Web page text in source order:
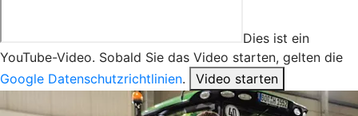
Dies ist ein
YouTube-Video. Sobald Sie das Video starten, gelten die
Google Datenschutzrichtlinien. Video starten